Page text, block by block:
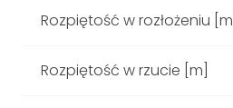
Rozpiętość w rozłożeniu [m]
Rozpiętość w rzucie [m]